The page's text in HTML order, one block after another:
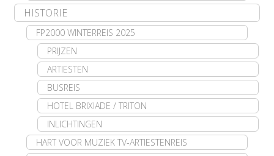
HISTORIE
FP2000 WINTERREIS 2025
PRIJZEN
ARTIESTEN
BUSREIS
HOTEL BRIXIADE / TRITON
INLICHTINGEN
HART VOOR MUZIEK TV-ARTIESTENREIS